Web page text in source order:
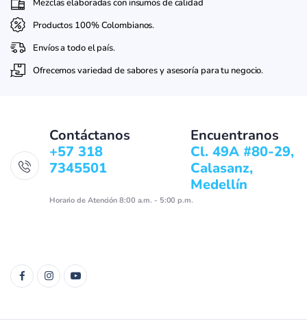
Mezclas elaboradas con insumos de calidad
Productos 100% Colombianos.
Envíos a todo el país.
Ofrecemos variedad de sabores y asesoría para tu negocio.
Contáctanos
+57 318
7345501
Encuentranos
Cl. 49A #80-29,
Calasanz,
Medellín
Horario de Atención 8:00 a.m. - 5:00 p.m.